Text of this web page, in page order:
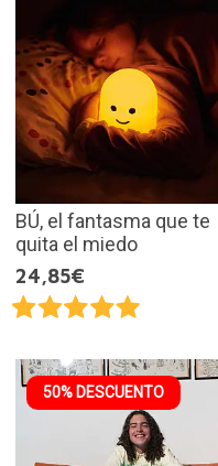
BÚ, el fantasma que te
quita el miedo
24,85€
50% DESCUENTO